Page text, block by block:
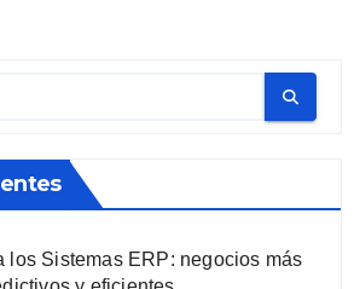
los Sistemas ERP: negocios más